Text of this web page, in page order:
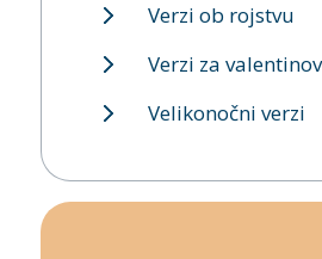
Verzi ob rojstvu
Verzi za
Velikonočni verzi